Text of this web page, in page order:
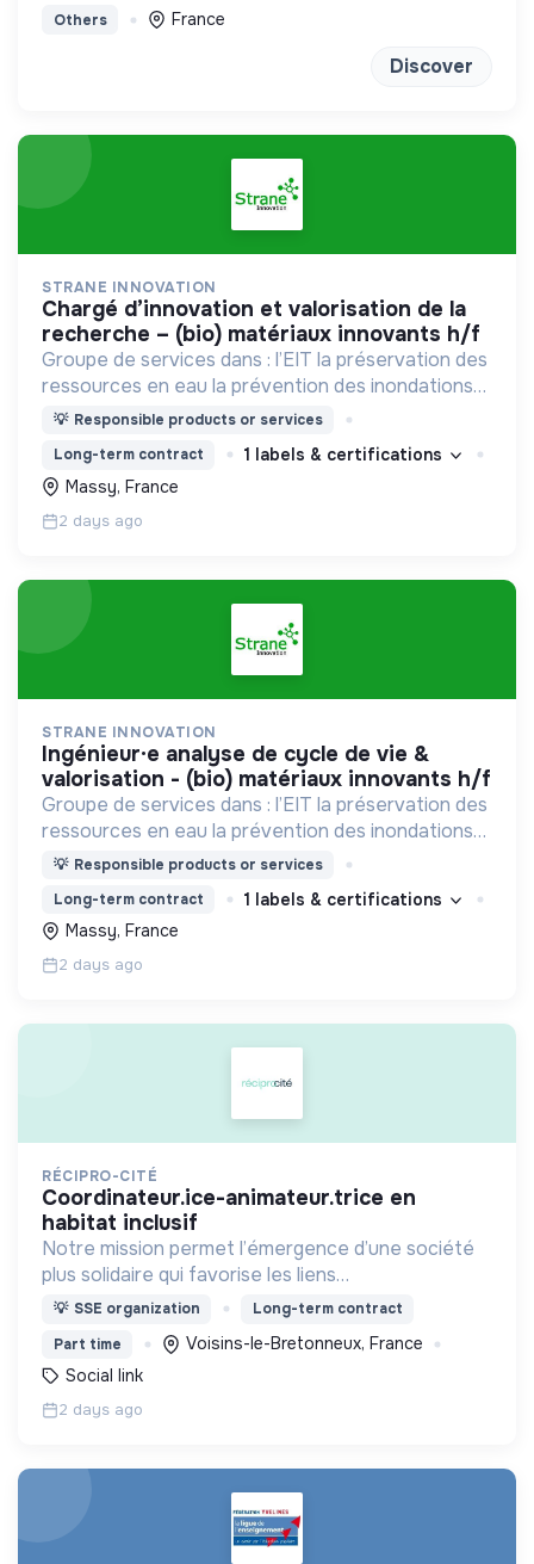
Others France
Discover
STRANE INNOVATION
chargé d’innovation et valorisation de la
recherche – (bio) matériaux innovants h/f
Groupe de services dans : l’EIT la préservation des
ressources en eau la prévention des inondations
l’agriculture durable et les écosystèmes
💡 Responsible products or services
Long-term contract
1 labels & certifications
Massy, France
2 days ago
STRANE INNOVATION
ingénieur·e analyse de cycle de vie &
valorisation - (bio) matériaux innovants h/f
Groupe de services dans : l’EIT la préservation des
ressources en eau la prévention des inondations
l’agriculture durable et les écosystèmes
💡 Responsible products or services
Long-term contract
1 labels & certifications
Massy, France
2 days ago
RÉCIPRO-CITÉ
coordinateur.ice-animateur.trice en
habitat inclusif
Notre mission permet l’émergence d’une société
plus solidaire qui favorise les liens
intergénérationnels pour accompagner le
délitement du lien social
💡 SSE organization
Long-term contract
Part time
Voisins-le-Bretonneux, France
Social link
2 days ago